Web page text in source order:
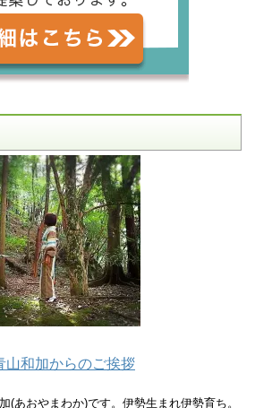
和加からのご挨拶
(あおやまわか)です。伊勢生まれ伊勢育ち。